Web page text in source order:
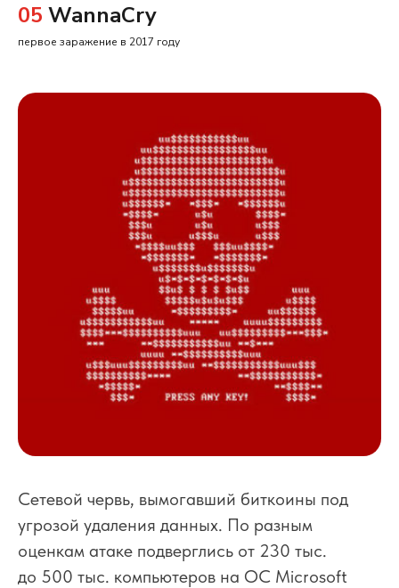
05 WannaCry
первое заражение в 2017 году
Сетевой червь, вымогавший биткоины под
угрозой удаления данных. По разным
оценкам атаке подверглись от 230 тыс.
до 500 тыс. компьютеров на ОС Microsoft